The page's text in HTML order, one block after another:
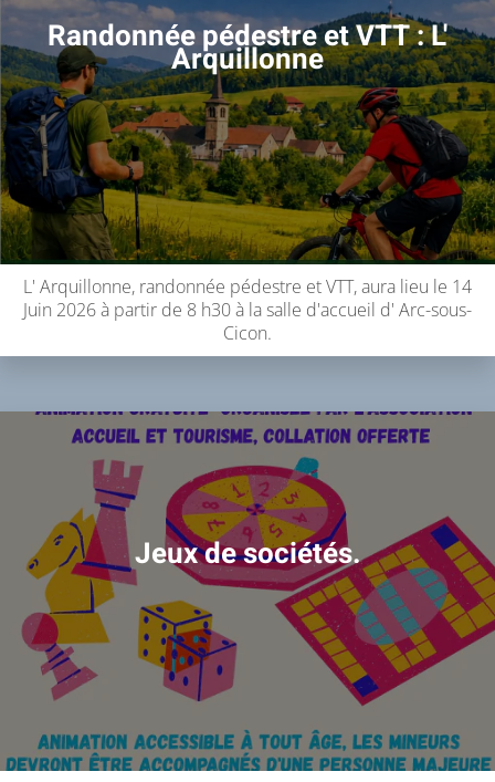
Randonnée pédestre et VTT : L'
Arquillonne
L' Arquillonne, randonnée pédestre et VTT, aura lieu le 14
Juin 2026 à partir de 8 h30 à la salle d'accueil d' Arc-sous-
Cicon.
Jeux de sociétés.